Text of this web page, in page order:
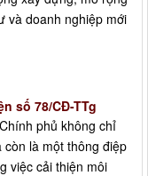
và doanh nghiệp mới
số 78/CĐ-TTg
phủ không chỉ
là một thông điệp
việc cải thiện môi